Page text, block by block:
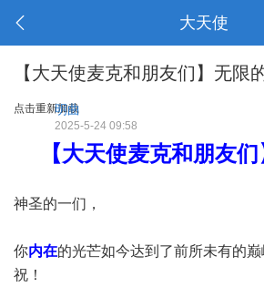
大天使
【大天使麦克和朋友们】无限
点击重新加载
明曲
2025-5-24 09:58
【大天使麦克和朋友
神圣的一们，
你内在的光芒如今达到了前所未有的
祝！